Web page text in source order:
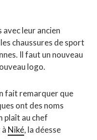
leur ancien
chaussures de sport
Il faut un nouveau
logo.
fait remarquer que
ont des noms
plaît au chef
Niké, la déesse